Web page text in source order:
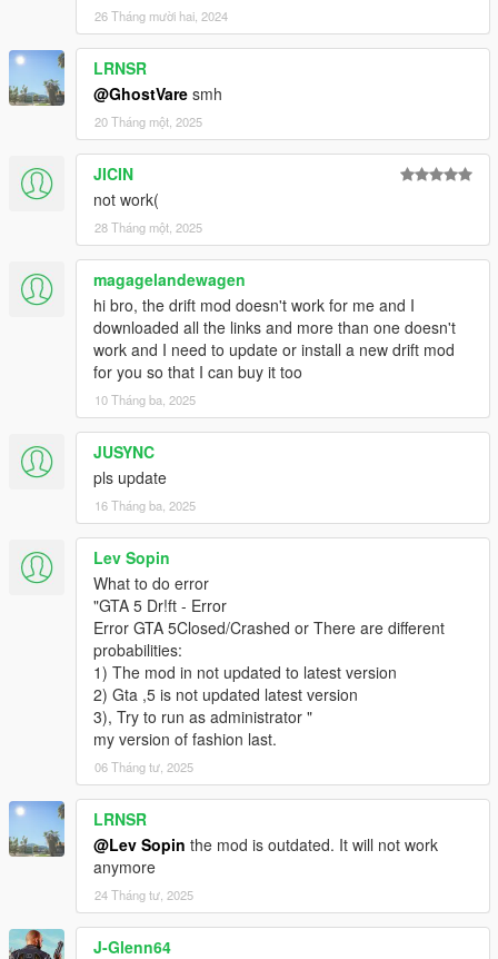
26 Tháng mười hai, 2024
LRNSR
@GhostVare smh
20 Tháng một, 2025
JICIN
not work(
28 Tháng một, 2025
magagelandewagen
hi bro, the drift mod doesn't work for me and I
downloaded all the links and more than one doesn't
work and I need to update or install a new drift mod
for you so that I can buy it too
10 Tháng ba, 2025
JUSYNC
pls update
16 Tháng ba, 2025
Lev Sopin
What to do error
"GTA 5 Dr!ft - Error
Error GTA 5Closed/Crashed or There are different
probabilities:
1) The mod in not updated to latest version
2) Gta ,5 is not updated latest version
3), Try to run as administrator "
my version of fashion last.
06 Tháng tư, 2025
LRNSR
@Lev Sopin the mod is outdated. It will not work
anymore
24 Tháng tư, 2025
J-Glenn64